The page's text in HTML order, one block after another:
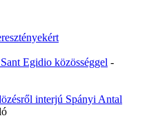
Egidio közösséggel -
interjú Spányi Antal